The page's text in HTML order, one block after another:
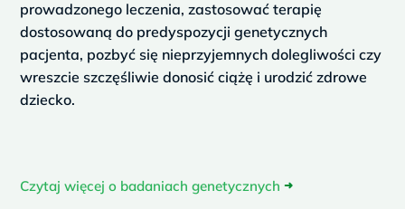
prowadzonego leczenia, zastosować terapię
dostosowaną do predyspozycji genetycznych
pacjenta, pozbyć się nieprzyjemnych dolegliwości czy
wreszcie szczęśliwie donosić ciążę i urodzić zdrowe
dziecko.
Czytaj więcej o badaniach genetycznych ➜